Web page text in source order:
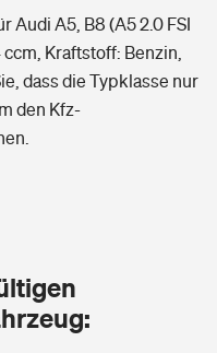
Audi A5, B8 (A5 2.0 FSI
Kraftstoff: Benzin,
dass die Typklasse nur
den Kfz-